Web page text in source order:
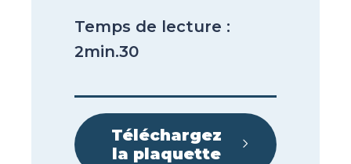
Temps de lecture :
2min.30
Téléchargez
la plaquette​